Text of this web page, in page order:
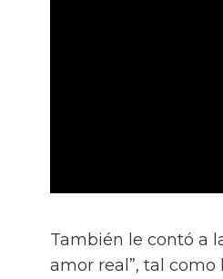
También le contó a
amor real”, tal